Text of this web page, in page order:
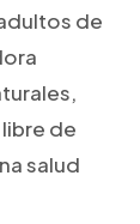
de
de
salud